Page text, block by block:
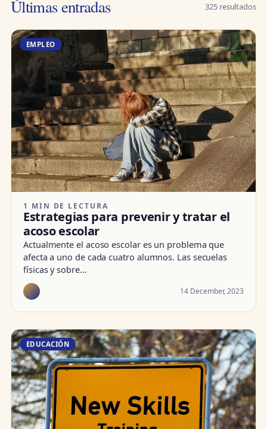
Últimas entradas 325 resultados
EMPLEO
1 MIN DE LECTURA
Estrategias para prevenir y tratar el
acoso escolar
Actualmente el acoso escolar es un problema que
afecta a uno de cada cuatro alumnos. Las secuelas
físicas y sobre…
14 December, 2023
EDUCACIÓN